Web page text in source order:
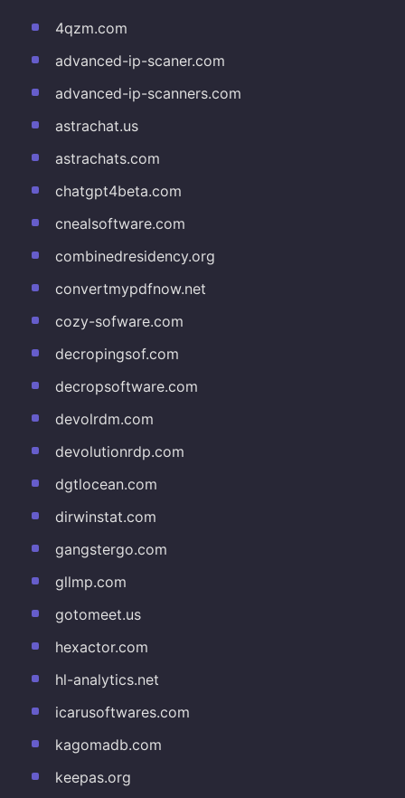
4qzm.com
advanced-ip-scaner.com
advanced-ip-scanners.com
astrachat.us
astrachats.com
chatgpt4beta.com
cnealsoftware.com
combinedresidency.org
convertmypdfnow.net
cozy-sofware.com
decropingsof.com
decropsoftware.com
devolrdm.com
devolutionrdp.com
dgtlocean.com
dirwinstat.com
gangstergo.com
gllmp.com
gotomeet.us
hexactor.com
hl-analytics.net
icarusoftwares.com
kagomadb.com
keepas.org